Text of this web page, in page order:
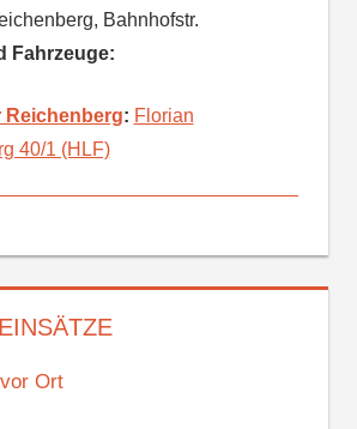
Bahnhofstr.
Fahrzeuge:
Reichenberg: Florian
40/1 (HLF)
Ort